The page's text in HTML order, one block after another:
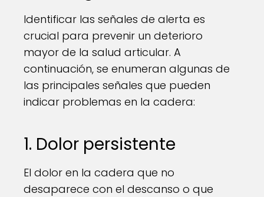
Identificar las señales de alerta es
crucial para prevenir un deterioro
mayor de la salud articular. A
continuación, se enumeran algunas de
las principales señales que pueden
indicar problemas en la cadera:
1. Dolor persistente
El dolor en la cadera que no
desaparece con el descanso o que